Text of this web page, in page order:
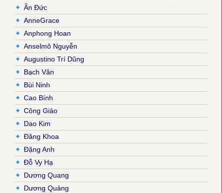
✦ Ân Đức
✦ AnneGrace
✦ Anphong Hoan
✦ Anselmô Nguyễn
✦ Augustino Trí Dũng
✦ Bạch Vân
✦ Bùi Ninh
✦ Cao Bính
✦ Công Giáo
✦ Dao Kim
✦ Đăng Khoa
✦ Đặng Anh
✦ Đỗ Vy Hạ
✦ Dương Quang
✦ Dương Quảng